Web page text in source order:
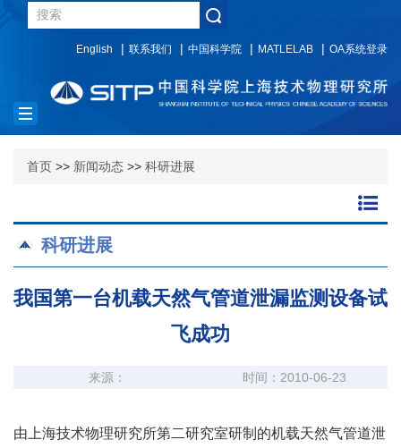
English 联系我们 中国科学院 MATLELAB OA系统登录
Toggle
navigation
首页 >> 新闻动态 >> 科研进展
科研进展
我国第一台机载天然气管道泄漏监测设备试
飞成功
来源： 时间：2010-06-23
由上海技术物理研究所第二研究室研制的机载天然气管道泄